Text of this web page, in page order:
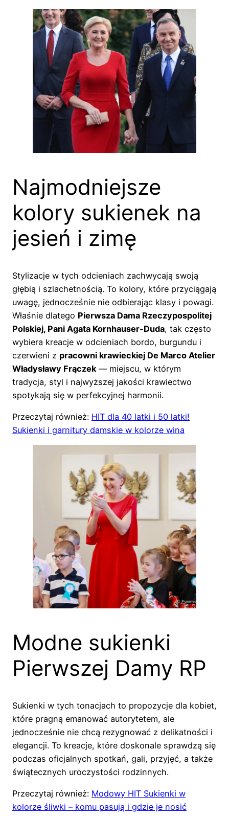
Najmodniejsze
kolory sukienek na
jesień i zimę
Stylizacje w tych odcieniach zachwycają swoją
głębią i szlachetnością. To kolory, które przyciągają
uwagę, jednocześnie nie odbierając klasy i powagi.
Właśnie dlatego Pierwsza Dama Rzeczypospolitej
Polskiej, Pani Agata Kornhauser-Duda, tak często
wybiera kreacje w odcieniach bordo, burgundu i
czerwieni z pracowni krawieckiej De Marco Atelier
Władysławy Frączek — miejscu, w którym
tradycja, styl i najwyższej jakości krawiectwo
spotykają się w perfekcyjnej harmonii.
Przeczytaj również: HIT dla 40 latki i 50 latki!
Sukienki i garnitury damskie w kolorze wina
Modne sukienki
Pierwszej Damy RP
Sukienki w tych tonacjach to propozycje dla kobiet,
które pragną emanować autorytetem, ale
jednocześnie nie chcą rezygnować z delikatności i
elegancji. To kreacje, które doskonale sprawdzą się
podczas oficjalnych spotkań, gali, przyjęć, a także
świątecznych uroczystości rodzinnych.
Przeczytaj również: Modowy HIT Sukienki w
kolorze śliwki – komu pasują i gdzie je nosić